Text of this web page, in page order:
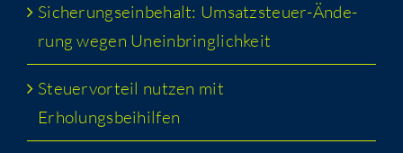
Siche­rungs­ein­be­halt: Umsatz­steu­er-Ände­
rung wegen Uneinbringlichkeit
Steu­er­vor­teil nut­zen mit
Erholungsbeihilfen